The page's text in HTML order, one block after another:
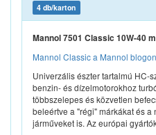
4 db/karton
Mannol 7501 Classic 10W-40
Mannol Classic a Mannol
Univerzális észter tartalmú HC-
benzin- és dízelmotorokhoz
többszelepes és közvetlen
beleértve a "régi" márkákat és a
járműveket is. Az európai